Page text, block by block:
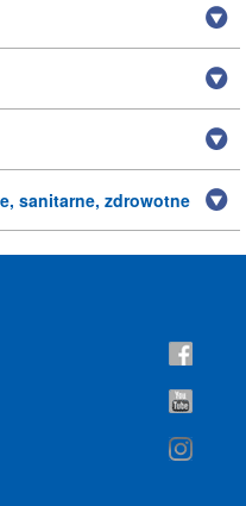
sanitarne, zdrowotne